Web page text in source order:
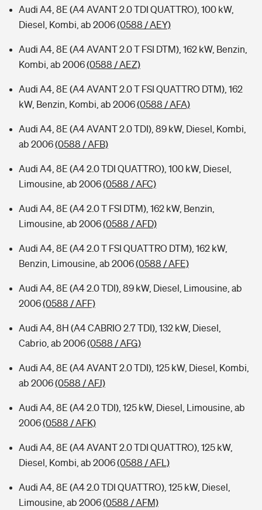
Audi A4, 8E (A4 AVANT 2.0 TDI QUATTRO), 100 kW,
Diesel, Kombi, ab 2006(0588 / AEY)
Audi A4, 8E (A4 AVANT 2.0 T FSI DTM), 162 kW, Benzin,
Kombi, ab 2006(0588 / AEZ)
Audi A4, 8E (A4 AVANT 2.0 T FSI QUATTRO DTM), 162
kW, Benzin, Kombi, ab 2006(0588 / AFA)
Audi A4, 8E (A4 AVANT 2.0 TDI), 89 kW, Diesel, Kombi,
ab 2006(0588 / AFB)
Audi A4, 8E (A4 2.0 TDI QUATTRO), 100 kW, Diesel,
Limousine, ab 2006(0588 / AFC)
Audi A4, 8E (A4 2.0 T FSI DTM), 162 kW, Benzin,
Limousine, ab 2006(0588 / AFD)
Audi A4, 8E (A4 2.0 T FSI QUATTRO DTM), 162 kW,
Benzin, Limousine, ab 2006(0588 / AFE)
Audi A4, 8E (A4 2.0 TDI), 89 kW, Diesel, Limousine, ab
2006(0588 / AFF)
Audi A4, 8H (A4 CABRIO 2.7 TDI), 132 kW, Diesel,
Cabrio, ab 2006(0588 / AFG)
Audi A4, 8E (A4 AVANT 2.0 TDI), 125 kW, Diesel, Kombi,
ab 2006(0588 / AFJ)
Audi A4, 8E (A4 2.0 TDI), 125 kW, Diesel, Limousine, ab
2006(0588 / AFK)
Audi A4, 8E (A4 AVANT 2.0 TDI QUATTRO), 125 kW,
Diesel, Kombi, ab 2006(0588 / AFL)
Audi A4, 8E (A4 2.0 TDI QUATTRO), 125 kW, Diesel,
Limousine, ab 2006(0588 / AFM)